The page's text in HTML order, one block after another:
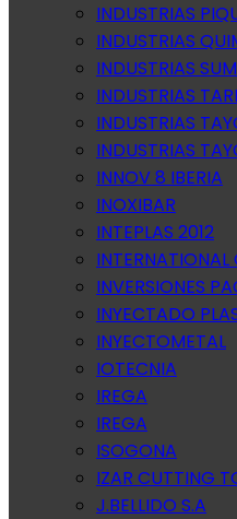
INDUSTRIAS
INDUSTRIAS
INDUSTRIAS
INDUSTRIAS
INDUSTRIAS
INDUSTRIAS
INNOV 8 IBERIA
INOXIBAR
INTEPLAS 2012
INTERNATIONAL
INVERSIONES
INYECTADO
INYECTOMETAL
IOTECNIA
IREGA
IREGA
ISOGONA
IZAR CUTTING
J.BELLIDO S.A